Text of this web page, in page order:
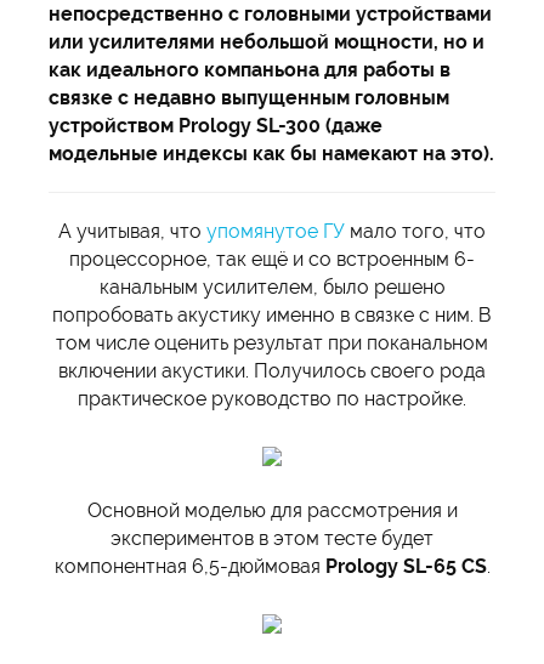
непосредственно с головными устройствами
или усилителями небольшой мощности, но и
как идеального компаньона для работы в
связке с недавно выпущенным головным
устройством Prology SL-300 (даже
модельные индексы как бы намекают на это).
А учитывая, что упомянутое ГУ мало того, что
процессорное, так ещё и со встроенным 6-
канальным усилителем, было решено
попробовать акустику именно в связке с ним. В
том числе оценить результат при поканальном
включении акустики. Получилось своего рода
практическое руководство по настройке.
Основной моделью для рассмотрения и
экспериментов в этом тесте будет
компонентная 6,5-дюймовая Prology SL-65 CS.